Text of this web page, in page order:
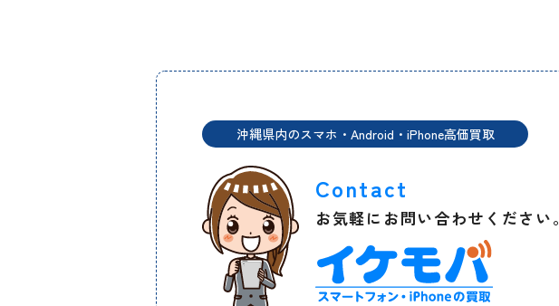
沖縄県内のスマホ・Android・iPhone高価買取
Contact
お気軽にお問い合わせください。